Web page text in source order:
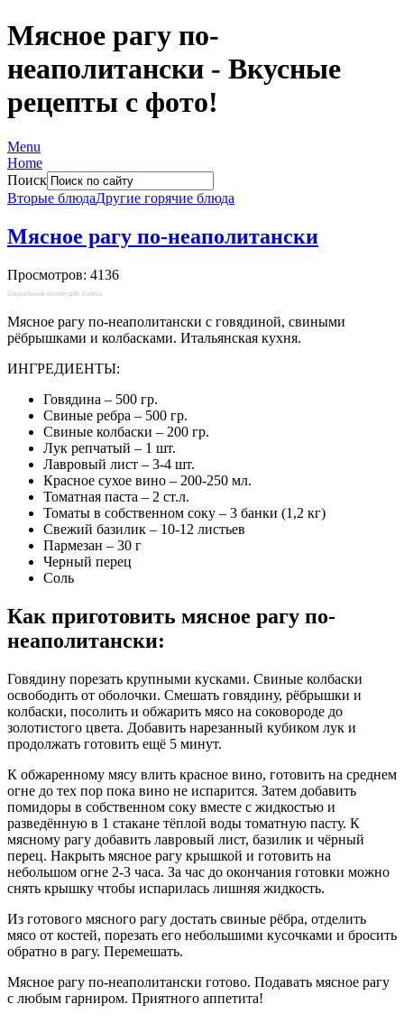
Мясное рагу по-
неаполитански - Вкусные
рецепты с фото!
Menu
Home
Поиск
Вторые блюдаДругие горячие блюда
Мясное рагу по-неаполитански
Просмотров: 4136
Социальные кнопки для Joomla
Мясное рагу по-неаполитански с говядиной, свиными
рёбрышками и колбасками. Итальянская кухня.
ИНГРЕДИЕНТЫ:
Говядина – 500 гр.
Свиные ребра – 500 гр.
Свиные колбаски – 200 гр.
Лук репчатый – 1 шт.
Лавровый лист – 3­-4 шт.
Красное сухое вино – 20­0-250 мл.
Томатная паста – 2 ст.л.
Томаты в собственном соку – 3 банки (1,2 кг)
Свежий базилик – 10­-12 листьев
Пармезан – 30 г
Черный перец
Соль
Как приготовить мясное рагу по-
неаполитански:
Говядину порезать крупными кусками. Свиные колбаски
освободить от оболочки. Смешать говядину, рёбрышки и
колбаски, посолить и обжарить мясо на соковороде до
золотистого цвета. Добавить нарезанный кубиком лук и
продолжать готовить ещё 5 минут.
К обжаренному мясу влить красное вино, готовить на среднем
огне до тех пор пока вино не испарится. Затем добавить
помидоры в собственном соку вместе с жидкостью и
разведённую в 1 стакане тёплой воды томатную пасту. К
мясному рагу добавить лавровый лист, базилик и чёрный
перец. Накрыть мясное рагу крышкой и готовить на
небольшом огне 2-3 часа. За час до окончания готовки можно
снять крышку чтобы испарилась лишняя жидкость.
Из готового мясного рагу достать свиные рёбра, отделить
мясо от костей, порезать его небольшими кусочками и бросить
обратно в рагу. Перемешать.
Мясное рагу по-неаполитански готово. Подавать мясное рагу
с любым гарниром. Приятного аппетита!